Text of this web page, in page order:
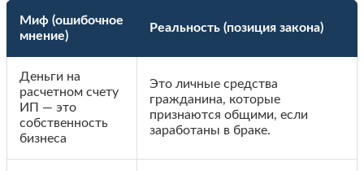
Миф (ошибочное
мнение)
Реальность (позиция закона)
Деньги на
расчетном счету
ИП — это
собственность
бизнеса
Это личные средства
гражданина, которые
признаются общими, если
заработаны в браке.